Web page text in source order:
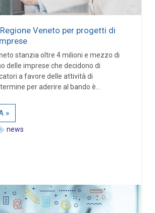
Veneto per progetti di
stanzia oltre 4 milioni e mezzo di
delle imprese che decidono di
a favore delle attività di
per aderire al bando è...
»
news